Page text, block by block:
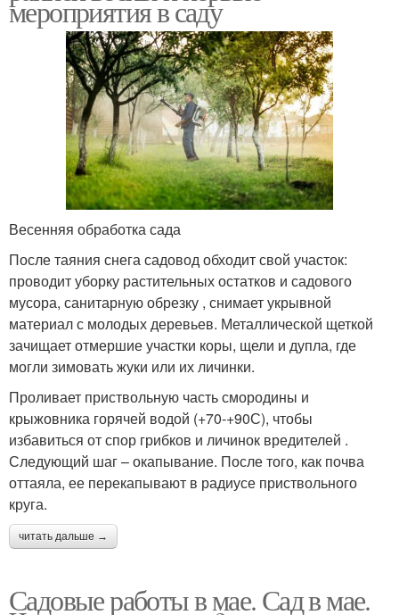
мероприятия в саду
Весенняя обработка сада
После таяния снега садовод обходит свой участок:
проводит уборку растительных остатков и садового
мусора, санитарную обрезку , снимает укрывной
материал с молодых деревьев. Металлической щеткой
зачищает отмершие участки коры, щели и дупла, где
могли зимовать жуки или их личинки.
Проливает приствольную часть смородины и
крыжовника горячей водой (+70-+90С), чтобы
избавиться от спор грибков и личинок вредителей .
Следующий шаг – окапывание. После того, как почва
оттаяла, ее перекапывают в радиусе приствольного
круга.
читать дальше →
Садовые работы в мае. Сад в мае.